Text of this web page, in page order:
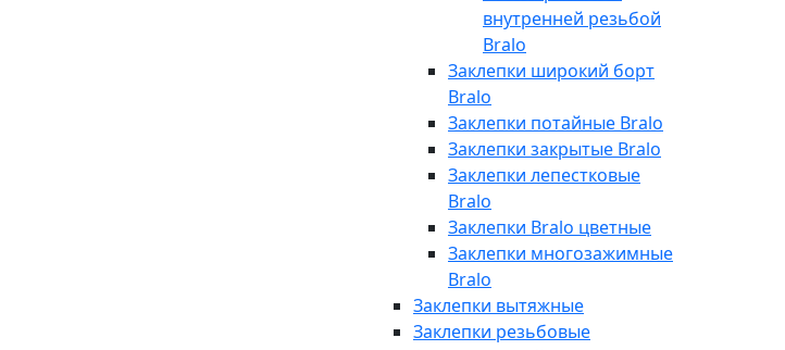
внутренней резьбой
Bralo
Заклепки широкий борт
Bralo
Заклепки потайные Bralo
Заклепки закрытые Bralo
Заклепки лепестковые
Bralo
Заклепки Bralo цветные
Заклепки многозажимные
Bralo
Заклепки вытяжные
Заклепки резьбовые